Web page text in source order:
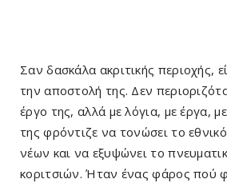
Σαν δασκάλα ακριτικής περιοχής,
την αποστολή της. Δεν
έργο της, αλλά με λόγια, με έργα,
της φρόντιζε να τονώσει το
νέων και να εξυψώνει το
κοριτσιών. Ήταν ένας φάρος πού